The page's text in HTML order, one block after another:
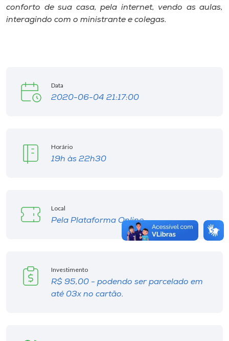
conforto de sua casa, pela internet, vendo as aulas,
interagindo com o ministrante e colegas.
Data
2020-06-04 21:17:00
Horário
19h às 22h30
Local
Pela Plataforma Online
Investimento
R$ 95,00 - podendo ser parcelado em
até 03x no cartão.